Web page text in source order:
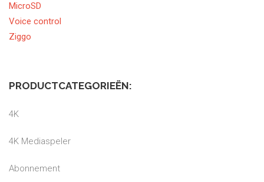
MicroSD
Voice control
Ziggo
PRODUCTCATEGORIEËN:
4K
4K Mediaspeler
Abonnement